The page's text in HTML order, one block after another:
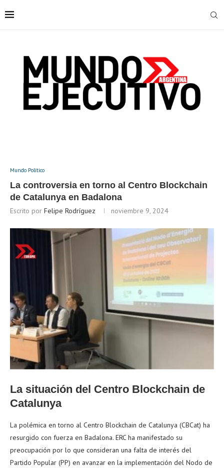
Mundo Político
La controversia en torno al Centro Blockchain
de Catalunya en Badalona
Escrito por Felipe Rodríguez noviembre 9, 2024
La situación del Centro Blockchain de
Catalunya
La polémica en torno al Centro Blockchain de Catalunya (CBCat) ha
resurgido con fuerza en Badalona. ERC ha manifestado su
preocupación por lo que consideran una falta de interés del
Partido Popular (PP) en avanzar en la implementación del Nodo de